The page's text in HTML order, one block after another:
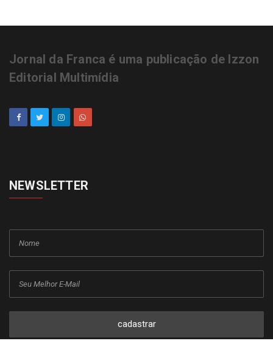
Jornal da Franca é uma publicação de Izzon
Editorial Multimídia
NEWSLETTER
cadastrar